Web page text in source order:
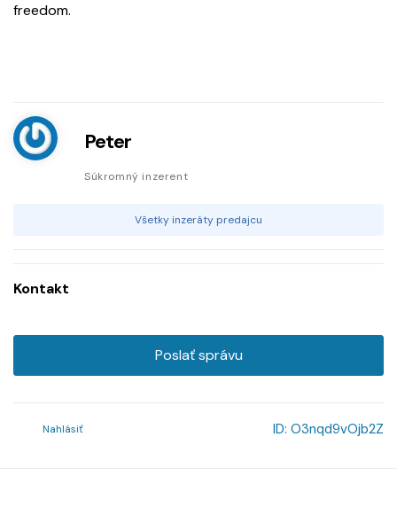
freedom.
Peter
Súkromný inzerent
Všetky inzeráty predajcu
Kontakt
Poslať správu
Nahlásiť ID: O3nqd9vOjb2Z